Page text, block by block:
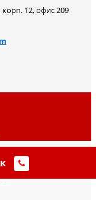
12, офис 209